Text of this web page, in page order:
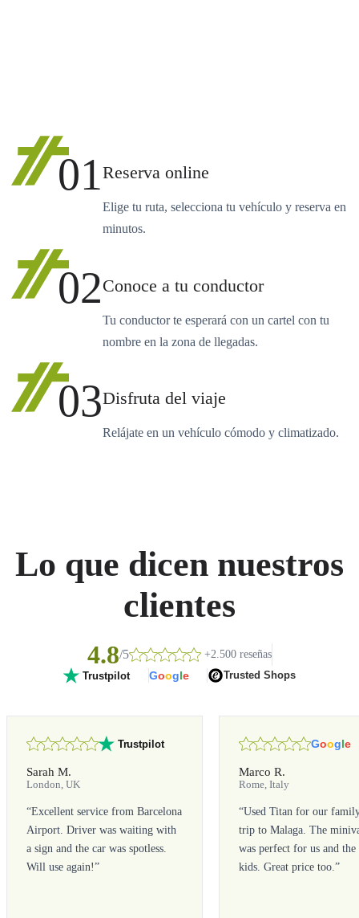
01Reserva online
Elige tu ruta, selecciona tu vehículo y reserva en
minutos.
02Conoce a tu conductor
Tu conductor te esperará con un cartel con tu
nombre en la zona de llegadas.
03Disfruta del viaje
Relájate en un vehículo cómodo y climatizado.
Lo que dicen nuestros
clientes
4.8/5 +2.500 reseñas
Trustpilot Google Trusted Shops
Trustpilot
Sarah M.
London, UK
“Excellent service from Barcelona
Airport. Driver was waiting with
a sign and the car was spotless.
Will use again!”
Google
Marco R.
Rome, Italy
“Used Titan for our
trip to Malaga. The
was perfect for us and the
kids. Great price too.”